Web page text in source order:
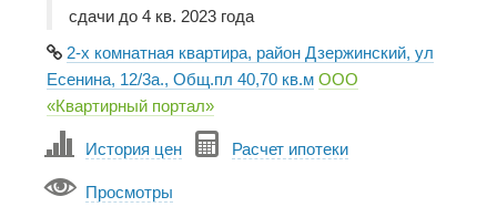
сдачи до 4 кв. 2023 года
2-х комнатная квартира, район Дзержинский, ул
Есенина, 12/3а., Общ.пл 40,70 кв.м ООО
«Квартирный портал»
История цен Расчет ипотеки
Просмотры